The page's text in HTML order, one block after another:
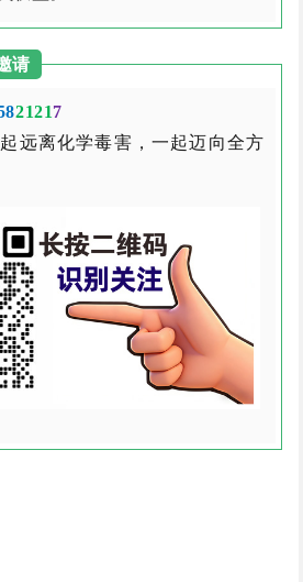
请
21217
远离化学毒害，一起迈向全方